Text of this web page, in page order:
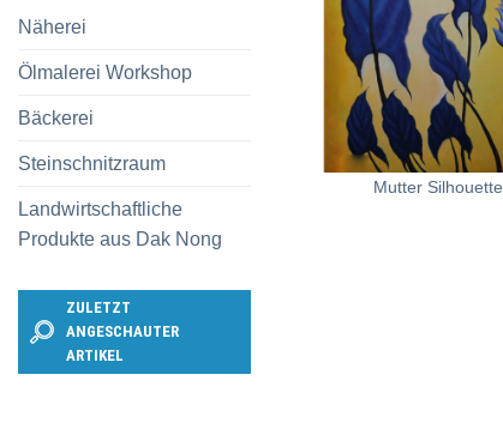
Näherei
Ölmalerei Workshop
Bäckerei
Steinschnitzraum
Landwirtschaftliche
Produkte aus Dak Nong
ZULETZT
ANGESCHAUTER
ARTIKEL
Mutter Silhouette